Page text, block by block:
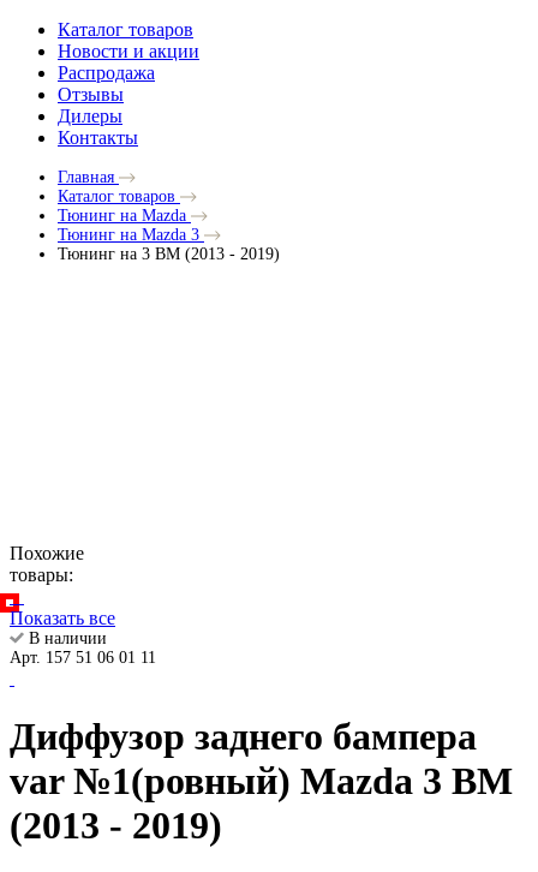
Каталог товаров
Новости и акции
Распродажа
Отзывы
Дилеры
Контакты
Главная
Каталог товаров
Тюнинг на Mazda
Тюнинг на Mazda 3
Тюнинг на 3 BM (2013 - 2019)
Похожие
товары:
Показать все
В наличии
Арт. 157 51 06 01 11
Диффузор заднего бампера
var №1(ровный) Mazda 3 BM
(2013 - 2019)